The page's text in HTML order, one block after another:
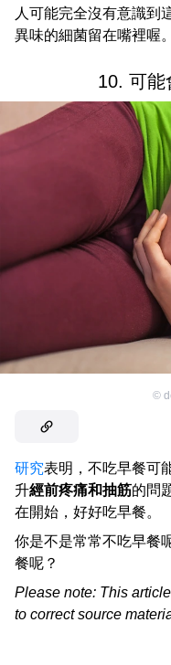
人可能完全沒有意識到
異味的細菌留在嘴裡喔。
10. 可能
©
研究表明，不吃早餐可
升經前疼痛和抽筋的問
在開始，好好吃早餐。
你是不是常常不吃早餐
餐呢？
Please note: This
to correct source